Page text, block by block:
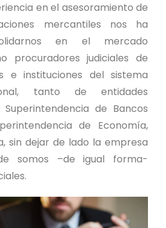
en el asesoramiento de
mercantiles nos ha
en el mercado
procuradores judiciales de
e instituciones del sistema
tanto de entidades
de Bancos
de Economía,
sin dejar de lado la empresa
somos –de igual forma-